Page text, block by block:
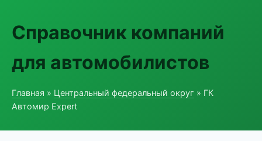
Справочник компаний
для автомобилистов
Главная » Центральный федеральный округ » ГК
Автомир Expert